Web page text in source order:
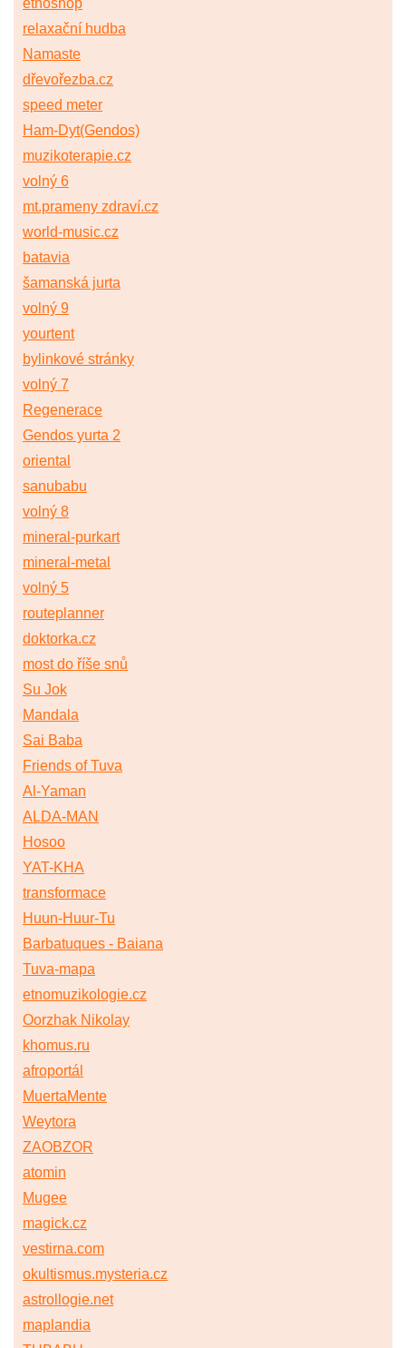
etnoshop
relaxační hudba
Namaste
dřevořezba.cz
speed meter
Ham-Dyt(Gendos)
muzikoterapie.cz
volný 6
mt.prameny zdraví.cz
world-music.cz
batavia
šamanská jurta
volný 9
yourtent
bylinkové stránky
volný 7
Regenerace
Gendos yurta 2
oriental
sanubabu
volný 8
mineral-purkart
mineral-metal
volný 5
routeplanner
doktorka.cz
most do říše snů
Su Jok
Mandala
Sai Baba
Friends of Tuva
Al-Yaman
ALDA-MAN
Hosoo
YAT-KHA
transformace
Huun-Huur-Tu
Barbatuques - Baiana
Tuva-mapa
etnomuzikologie.cz
Oorzhak Nikolay
khomus.ru
afroportál
MuertaMente
Weytora
ZAOBZOR
atomin
Mugee
magick.cz
vestirna.com
okultismus.mysteria.cz
astrollogie.net
maplandia